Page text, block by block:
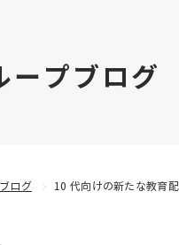
ープブログ
ログ 10 代向けの新たな教育